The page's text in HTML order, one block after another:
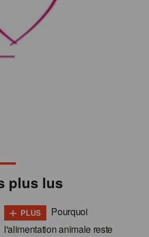
plus lus
+ PLUS
Pourquoi
l'alimentation animale reste